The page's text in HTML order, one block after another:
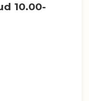
10.00-